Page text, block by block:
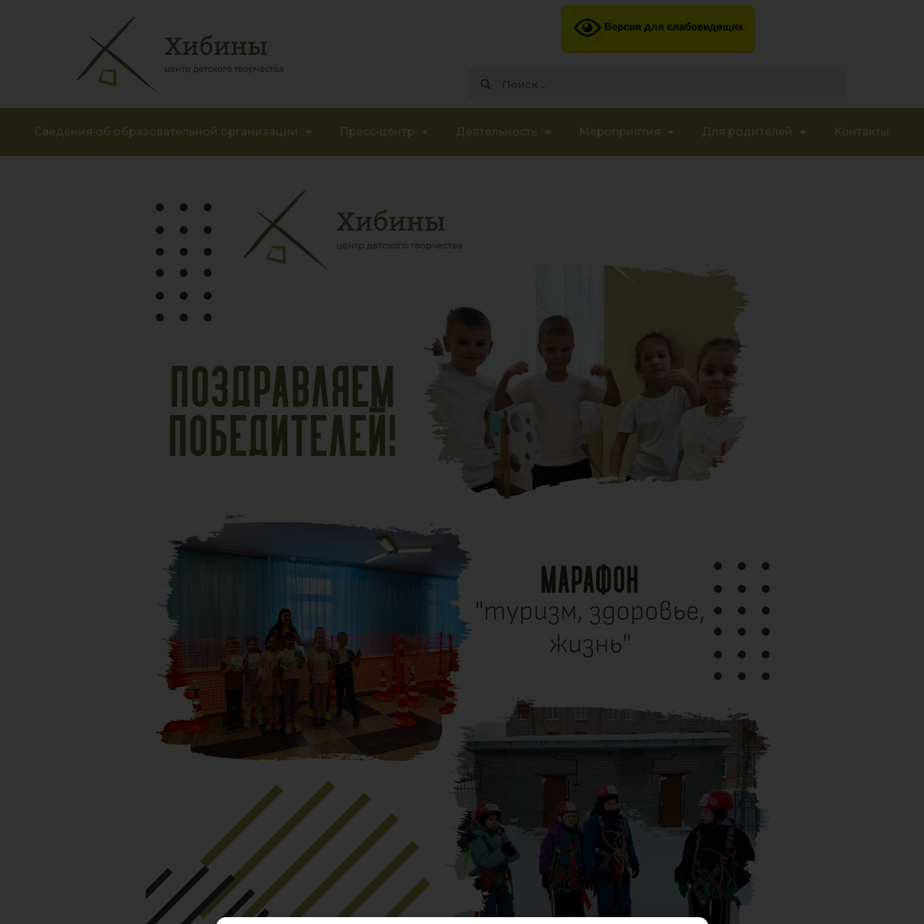
Версия для слабовидящих
Сведения об образовательной организации Пресс-центр Деятельность Мероприятия Для родителей Контакты